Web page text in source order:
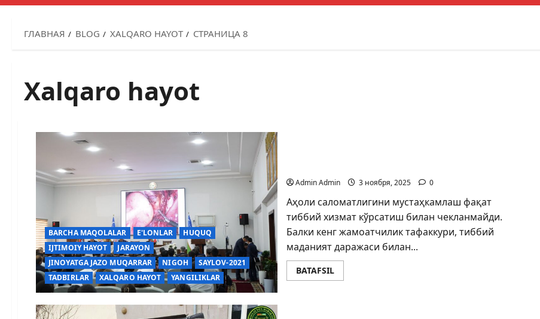
ГЛАВНАЯ BLOG XALQARO HAYOT СТРАНИЦА 8
Xalqaro hayot
BARCHA MAQOLALAR E'LONLAR
HUQUQ
IJTIMOIY HAYOT
JARAYON
JINOYATGA JAZO MUQARRAR
NIGOH
SAYLOV-2021
TADBIRLAR
XALQARO HAYOT YANGILIKLAR
Admin Admin 3 ноября, 2025 0
Аҳоли саломатлигини мустаҳкамлаш фақат
тиббий хизмат кўрсатиш билан чекланмайди.
Балки кенг жамоатчилик тафаккури, тиббий
маданият даражаси билан...
BATAFSIL